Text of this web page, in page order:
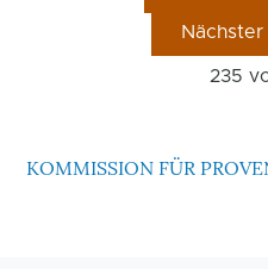
235
KOMMISSION FÜR